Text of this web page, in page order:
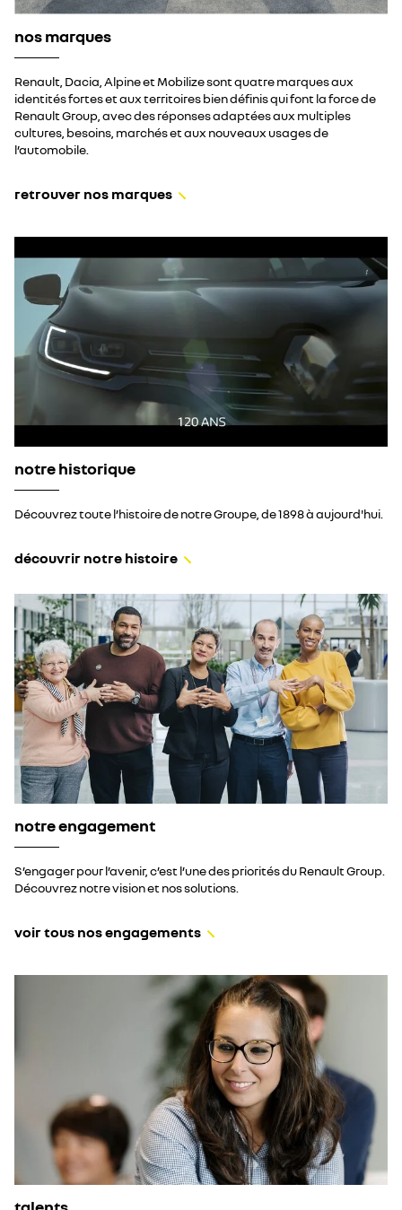
nos marques
Renault, Dacia, Alpine et Mobilize sont quatre marques aux
identités fortes et aux territoires bien définis qui font la force de
Renault Group, avec des réponses adaptées aux multiples
cultures, besoins, marchés et aux nouveaux usages de
l’automobile.
retrouver nos marques
notre historique
Découvrez toute l’histoire de notre Groupe, de 1898 à aujourd'hui.
découvrir notre histoire
notre engagement
S’engager pour l’avenir, c’est l’une des priorités du Renault Group.
Découvrez notre vision et nos solutions.
voir tous nos engagements